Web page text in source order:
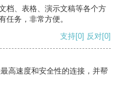
档、表格、演示文稿等各个方
任务，非常方便。
支持[0] 反对[0]
高速度和安全性的连接，并帮